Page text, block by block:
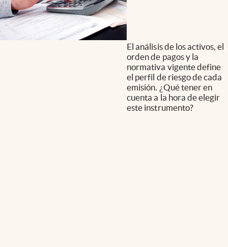
El análisis de los activos, el
orden de pagos y la
normativa vigente define
el perfil de riesgo de cada
emisión. ¿Qué tener en
cuenta a la hora de elegir
este instrumento?